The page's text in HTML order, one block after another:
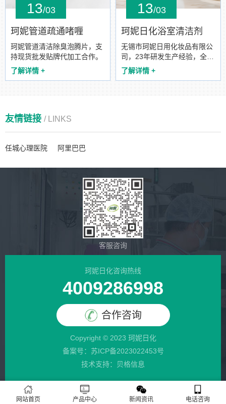
13/03
珂妮管道疏通啫喱
珂妮管道清洁除臭泡腾片，支
持现货批发贴牌代加工合作。
了解详情 +
13/03
珂妮日化浴室清洁剂
无锡市珂妮日用化妆品有限公
司，23年研发生产经验，全品
类覆盖，支持批发贴牌代加工
合作。
了解详情 +
友情链接 / LINKS
任城心理医院 阿里巴巴
客服咨询
珂妮日化咨询热线
4009286998
合作咨询
Copyright © 2023 珂妮日化
备案号： 苏ICP备2023022453号
技术支持：贝格信息
网站首页 产品中心 新闻资讯 电话咨询